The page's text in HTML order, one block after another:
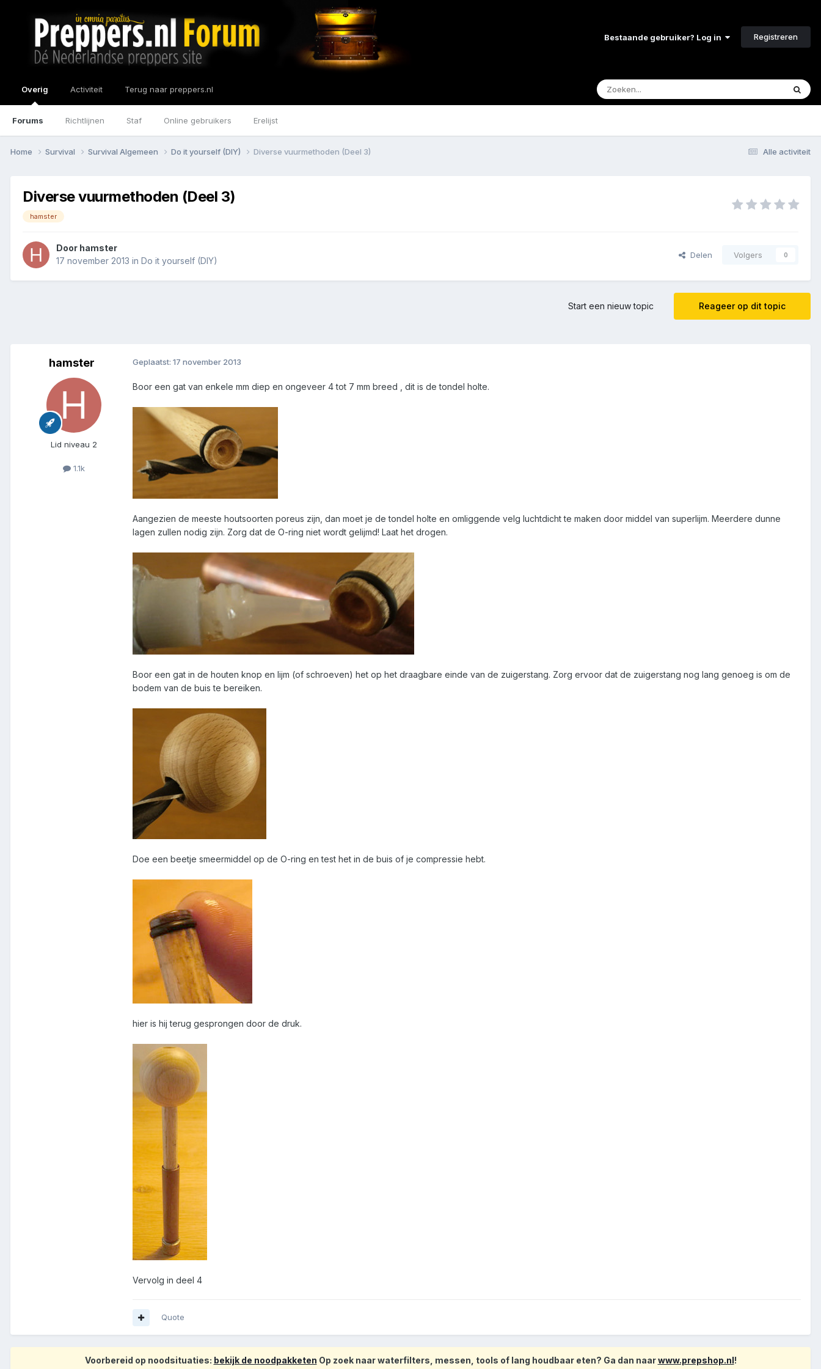
Bestaande gebruiker? Log in Registreren
Overig
Forums Richtlijnen Staf Online gebruikers Erelijst
Activiteit Terug naar preppers.nl
Alle activiteit
Home Survival Survival Algemeen Do it yourself (DIY) Diverse vuurmethoden (Deel 3)
Diverse vuurmethoden (Deel 3)
hamster
Door hamster
17 november 2013 in Do it yourself (DIY)
Delen Volgers 0
Reageer op dit topic
Start een nieuw topic
hamster
Lid niveau 2
1.1k
Geplaatst: 17 november 2013
Boor een gat van enkele mm diep en ongeveer 4 tot 7 mm breed , dit is de tondel holte.
Aangezien de meeste houtsoorten poreus zijn, dan moet je de tondel holte en omliggende velg luchtdicht te maken door middel van superlijm. Meerdere dunne
lagen zullen nodig zijn. Zorg dat de O-ring niet wordt gelijmd! Laat het drogen.
Boor een gat in de houten knop en lijm (of schroeven) het op het draagbare einde van de zuigerstang. Zorg ervoor dat de zuigerstang nog lang genoeg is om de
bodem van de buis te bereiken.
Doe een beetje smeermiddel op de O-ring en test het in de buis of je compressie hebt.
hier is hij terug gesprongen door de druk.
Vervolg in deel 4
Quote
Voorbereid op noodsituaties: bekijk de noodpakketen Op zoek naar waterfilters, messen, tools of lang houdbaar eten? Ga dan naarwww.prepshop.nl!